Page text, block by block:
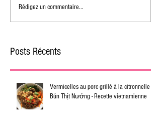
Rédigez un commentaire...
Posts Récents
Vermicelles au porc grillé à la citronnelle -
Bún Thịt Nướng - Recette vietnamienne